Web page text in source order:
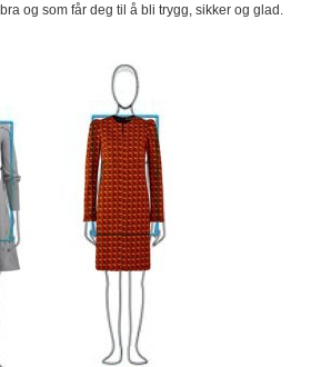
og som får deg til å bli trygg, sikker og glad.